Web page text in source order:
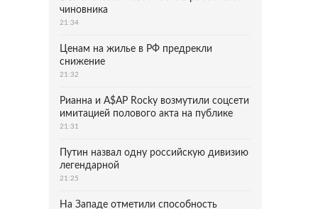
чиновника
21:34
Ценам на жилье в РФ предрекли
снижение
21:32
Рианна и A$AP Rocky возмутили соцсети
имитацией полового акта на публике
21:31
Путин назвал одну российскую дивизию
легендарной
21:25
На Западе отметили способность